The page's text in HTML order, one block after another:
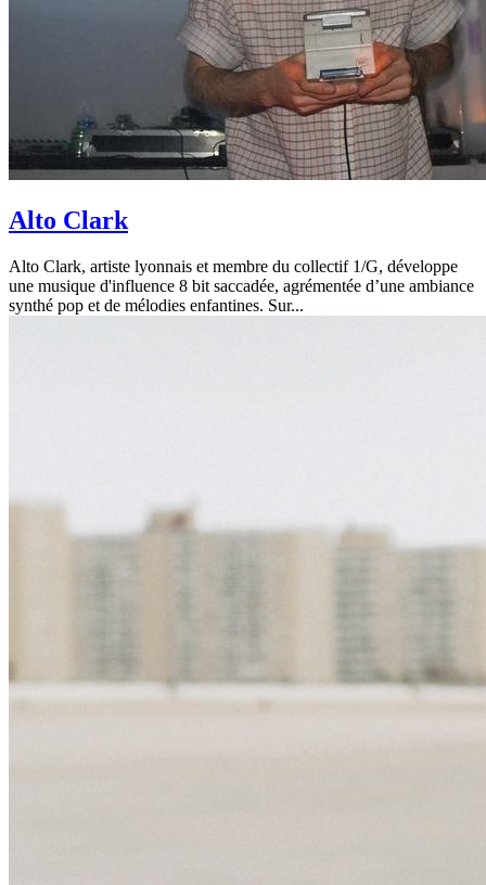
Alto Clark
Alto Clark, artiste lyonnais et membre du collectif 1/G, développe
une musique d'influence 8 bit saccadée, agrémentée d’une ambiance
synthé pop et de mélodies enfantines. Sur...